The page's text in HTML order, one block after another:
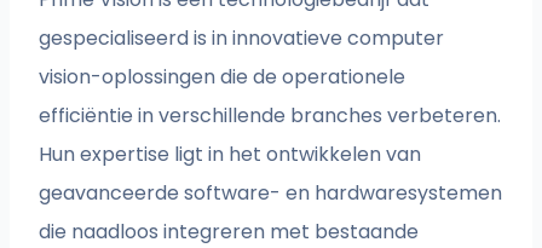
gespecialiseerd is in innovatieve computer
vision-oplossingen die de operationele
efficiëntie in verschillende branches verbeteren.
Hun expertise ligt in het ontwikkelen van
geavanceerde software- en hardwaresystemen
die naadloos integreren met bestaande